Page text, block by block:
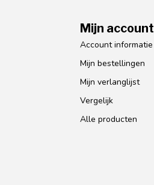
Mijn account
Account informatie
Mijn bestellingen
Mijn verlanglijst
Vergelijk
Alle producten